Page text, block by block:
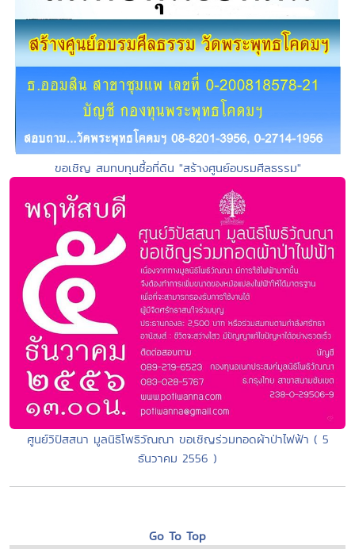
ขอเชิญ สมทบทุนซื้อที่ดิน "สร้างศูนย์อบรมศีลธรรม"
ศูนย์วิปัสสนา มูลนิธิโพธิวัณณา ขอเชิญร่วมทอดผ้าป่าไฟฟ้า ( 5
ธันวาคม 2556 )
Go To Top